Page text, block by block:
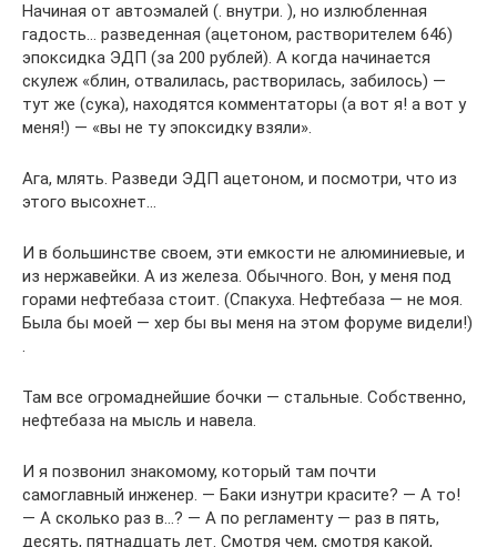
Начиная от автоэмалей (. внутри. ), но излюбленная
гадость… разведенная (ацетоном, растворителем 646)
эпоксидка ЭДП (за 200 рублей). А когда начинается
скулеж «блин, отвалилась, растворилась, забилось) —
тут же (сука), находятся комментаторы (а вот я! а вот у
меня!) — «вы не ту эпоксидку взяли».
Ага, млять. Разведи ЭДП ацетоном, и посмотри, что из
этого высохнет…
И в большинстве своем, эти емкости не алюминиевые, и
из нержавейки. А из железа. Обычного. Вон, у меня под
горами нефтебаза стоит. (Спакуха. Нефтебаза — не моя.
Была бы моей — хер бы вы меня на этом форуме видели!)
.
Там все огромаднейшие бочки — стальные. Собственно,
нефтебаза на мысль и навела.
И я позвонил знакомому, который там почти
самоглавный инженер. — Баки изнутри красите? — А то!
— А сколько раз в…? — А по регламенту — раз в пять,
десять, пятнадцать лет. Смотря чем, смотря какой,